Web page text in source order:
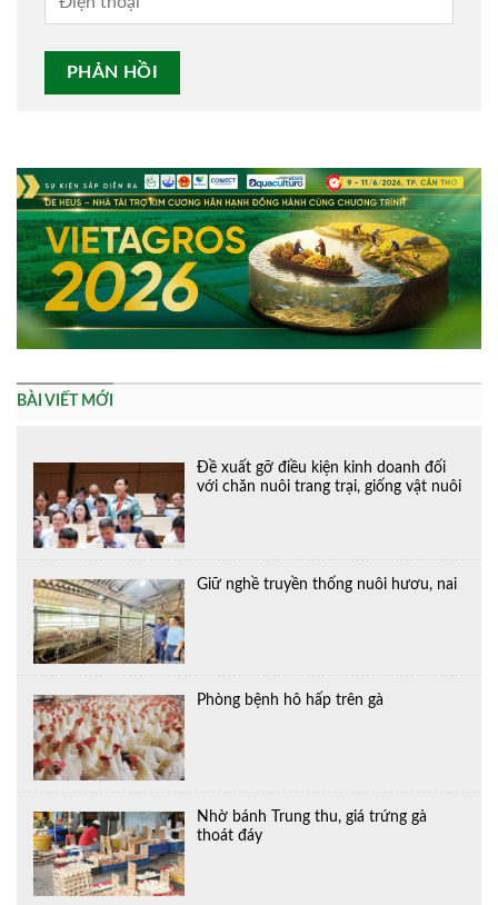
BÀI VIẾT MỚI
Đề xuất gỡ điều kiện kinh doanh đối
với chăn nuôi trang trại, giống vật nuôi
Giữ nghề truyền thống nuôi hươu, nai
Phòng bệnh hô hấp trên gà
Nhờ bánh Trung thu, giá trứng gà
thoát đáy